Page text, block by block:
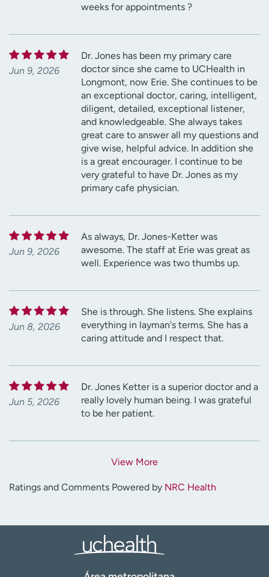
weeks for appointments ?
Jun 9, 2026
Dr. Jones has been my primary care
doctor since she came to UCHealth in
Longmont, now Erie. She continues to be
an exceptional doctor, caring, intelligent,
diligent, detailed, exceptional listener,
and knowledgeable. She always takes
great care to answer all my questions and
give wise, helpful advice. In addition she
is a great encourager. I continue to be
very grateful to have Dr. Jones as my
primary cafe physician.
Jun 9, 2026
As always, Dr. Jones-Ketter was
awesome. The staff at Erie was great as
well. Experience was two thumbs up.
Jun 8, 2026
She is through. She listens. She explains
everything in layman's terms. She has a
caring attitude and I respect that.
Jun 5, 2026
Dr. Jones Ketter is a superior doctor and a
really lovely human being. I was grateful
to be her patient.
View More
Ratings and Comments Powered by NRC Health